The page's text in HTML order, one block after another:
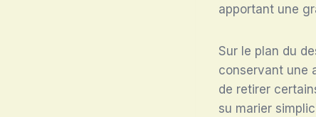
apportant une
Sur le plan du
conservant une
de retirer
su marier